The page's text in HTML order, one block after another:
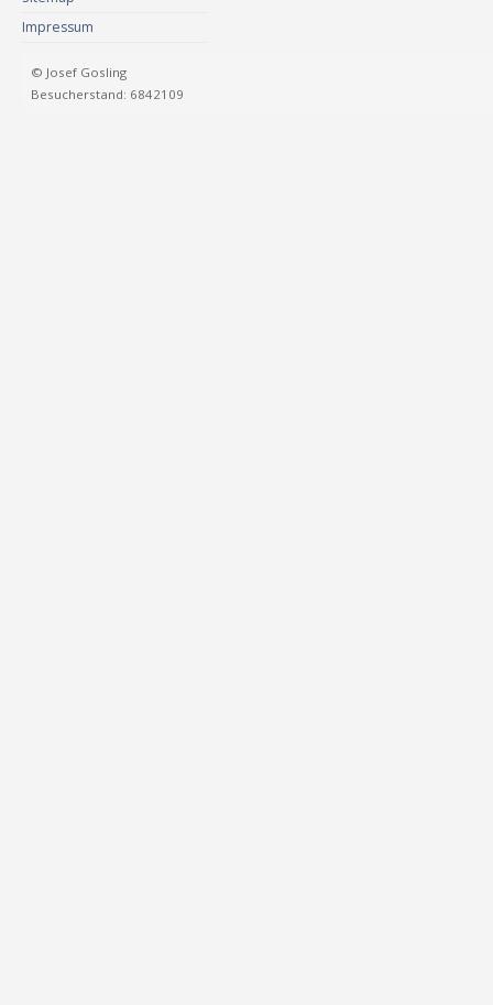
Impressum
© Josef Gosling
Besucherstand: 6842109